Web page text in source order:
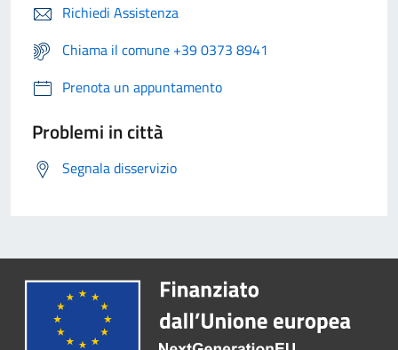
Richiedi Assistenza
Chiama il comune +39 0373 8941
Prenota un appuntamento
Problemi in città
Segnala disservizio